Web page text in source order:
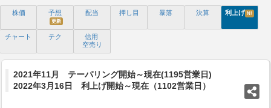
株価 予想
更新
配当 押し目 暴落 決算 利上げ N!
チャート テク
信用
空売り
2021年11月 テーパリング開始～現在(1195営業日)
2022年3月16日 利上げ開始～現在（1102営業日）